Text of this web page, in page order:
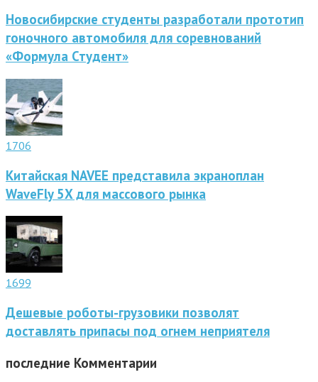
Новосибирские студенты разработали прототип
гоночного автомобиля для соревнований
«Формула Студент»
1706
Китайская NAVEE представила экраноплан
WaveFly 5X для массового рынка
1699
Дешевые роботы-грузовики позволят
доставлять припасы под огнем неприятеля
последние Комментарии